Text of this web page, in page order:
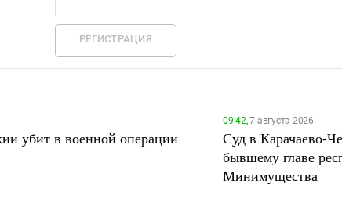
РЕГИСТРАЦИЯ
убит в военной операции
09:42,7 августа 2026
Суд в Карачаево-
бывшему главе
Минимущества